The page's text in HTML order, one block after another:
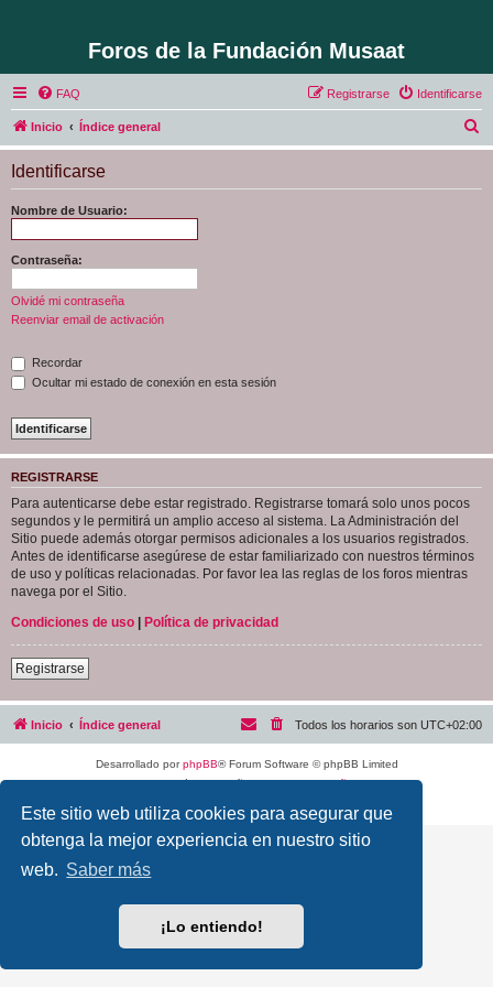
Este sitio web utiliza cookies para asegurar que
obtenga la mejor experiencia en nuestro sitio
web. Saber más
¡Lo entiendo!
Foros de la Fundación Musaat
FAQ Identificarse
Registrarse
Inicio Índice general
u
Identificarse
Nombre de Usuario:
Contraseña:
Olvidé mi contraseña
Reenviar email de activación
Recordar
Ocultar mi estado de conexión en esta sesión
REGISTRARSE
Para autenticarse debe estar registrado. Registrarse tomará solo unos pocos
segundos y le permitirá un amplio acceso al sistema. La Administración del
Sitio puede además otorgar permisos adicionales a los usuarios registrados.
Antes de identificarse asegúrese de estar familiarizado con nuestros términos
de uso y políticas relacionadas. Por favor lea las reglas de los foros mientras
navega por el Sitio.
Condiciones de uso | Política de privacidad
Registrarse
Inicio Índice general Todos los horarios son UTC+02:00
Desarrollado porphpBB® Forum Software © phpBB Limited
Traducción al español porphpBB España